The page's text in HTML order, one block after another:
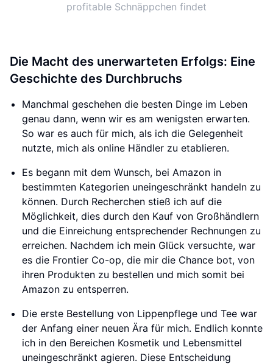
profitable Schnäppchen findet
Die Macht des unerwarteten Erfolgs: Eine
Geschichte des Durchbruchs
Manchmal geschehen die besten Dinge im Leben
genau dann, wenn wir es am wenigsten erwarten.
So war es auch für mich, als ich die Gelegenheit
nutzte, mich als online Händler zu etablieren.
Es begann mit dem Wunsch, bei Amazon in
bestimmten Kategorien uneingeschränkt handeln zu
können. Durch Recherchen stieß ich auf die
Möglichkeit, dies durch den Kauf von Großhändlern
und die Einreichung entsprechender Rechnungen zu
erreichen. Nachdem ich mein Glück versuchte, war
es die Frontier Co-op, die mir die Chance bot, von
ihren Produkten zu bestellen und mich somit bei
Amazon zu entsperren.
Die erste Bestellung von Lippenpflege und Tee war
der Anfang einer neuen Ära für mich. Endlich konnte
ich in den Bereichen Kosmetik und Lebensmittel
uneingeschränkt agieren. Diese Entscheidung